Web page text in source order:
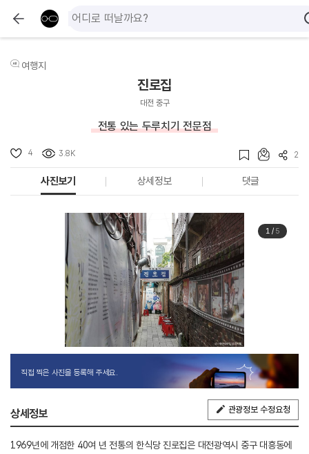
여행지
진로집
대전 중구
전통 있는 두루치기 전문점
4 3.8K 2
사진보기 상세정보 댓글
1/ 5
직접 찍은 사진을 등록해 주세요.
상세정보 관광정보 수정요청
1969년에 개점한 40여 년 전통의 한식당 진로집은 대전광역시 중구 대흥동에